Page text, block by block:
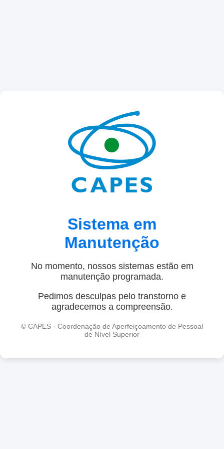
Sistema em
Manutenção
No momento, nossos sistemas estão em
manutenção programada.
Pedimos desculpas pelo transtorno e
agradecemos a compreensão.
© CAPES - Coordenação de Aperfeiçoamento de Pessoal
de Nível Superior